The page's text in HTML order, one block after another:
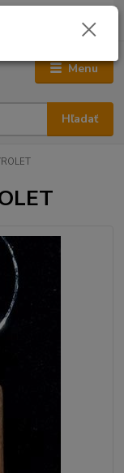
Menu
Hľadať
0,00 €